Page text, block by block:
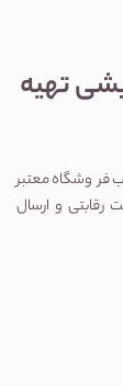
می‌شود، انتخاب فروشگاه معتبر